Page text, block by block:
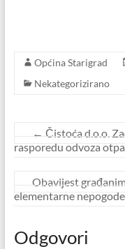
Općina Starigrad
Nekategorizirano
← Čistoća d.o.o.
rasporedu odvoza
Obavijest
elementarne nepogode
Odgovori